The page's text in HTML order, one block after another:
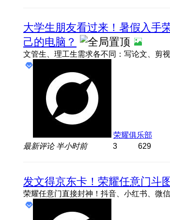
大学生朋友看过来！暑假入手
己的电脑？
荣耀俱乐部
最新评论 半小时前 3 629
发文得京东卡！荣耀任意门斗